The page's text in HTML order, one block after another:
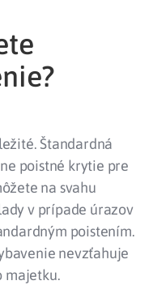
Štandardná
poistné krytie pre
na svahu
v prípade úrazov
poistením.
nevzťahuje
majetku.